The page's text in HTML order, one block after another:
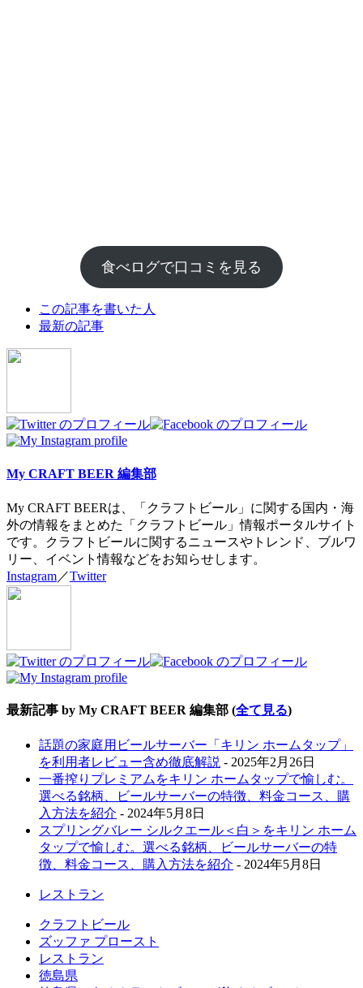
食べログで口コミを見る
following
tabs
change
この記事を書いた人
最新の記事
My CRAFT BEER 編集部
My CRAFT BEERは、「クラフトビール」に関する国内・海
外の情報をまとめた「クラフトビール」情報ポータルサイト
です。クラフトビールに関するニュースやトレンド、ブルワ
リー、イベント情報などをお知らせします。
Instagram／Twitter
最新記事 by My CRAFT BEER 編集部 (全て見る)
話題の家庭用ビールサーバー「キリン ホームタップ」
を利用者レビュー含め徹底解説 - 2025年2月26日
一番搾りプレミアムをキリン ホームタップで愉しむ。
選べる銘柄、ビールサーバーの特徴、料金コース、購
入方法を紹介 - 2024年5月8日
スプリングバレー シルクエール＜白＞をキリン ホーム
タップで愉しむ。選べる銘柄、ビールサーバーの特
徴、料金コース、購入方法を紹介 - 2024年5月8日
レストラン
クラフトビール
ズッファ プロースト
レストラン
徳島県